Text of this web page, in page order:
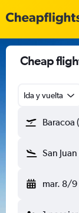
Cheap
Ida y vuelta
Baracoa
San Juan
mar. 8/9